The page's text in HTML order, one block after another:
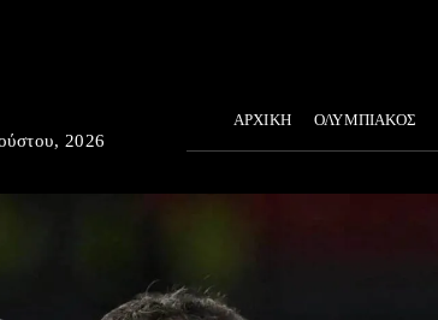
2026
ΑΡΧΙΚΗ ΟΛΥΜΠΙΑΚΟΣ